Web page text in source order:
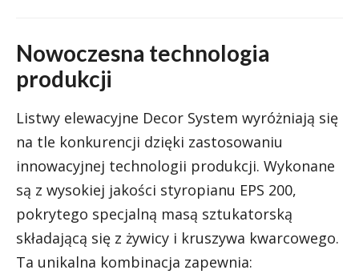
Nowoczesna technologia
produkcji
Listwy elewacyjne Decor System wyróżniają się
na tle konkurencji dzięki zastosowaniu
innowacyjnej technologii produkcji. Wykonane
są z wysokiej jakości styropianu EPS 200,
pokrytego specjalną masą sztukatorską
składającą się z żywicy i kruszywa kwarcowego.
Ta unikalna kombinacja zapewnia: